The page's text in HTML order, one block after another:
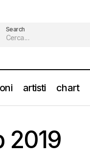
Search
artisti chart
2019